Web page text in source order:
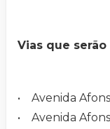
Vias que
• Avenida
• Avenida